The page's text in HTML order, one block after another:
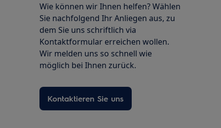
Wie können wir Ihnen helfen? Wählen
Sie nachfolgend Ihr Anliegen aus, zu
dem Sie uns schriftlich via
Kontaktformular erreichen wollen.
Wir melden uns so schnell wie
möglich bei Ihnen zurück.
Kontaktieren Sie uns